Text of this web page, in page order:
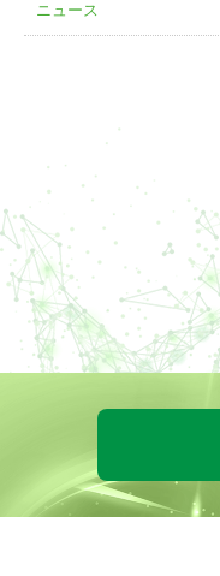
ニュース